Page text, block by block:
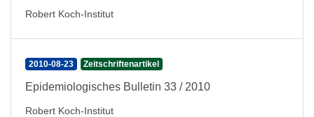
Robert Koch-Institut
2010-08-23 Zeitschriftenartikel
Epidemiologisches Bulletin 33 / 2010
Robert Koch-Institut